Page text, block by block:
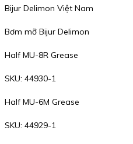
Bijur Delimon Việt Nam
Bơm mỡ Bijur Delimon
Half MU-8R Grease
SKU: 44930-1
Half MU-6M Grease
SKU: 44929-1